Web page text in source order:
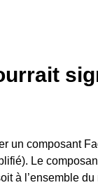
un composant
Le
à l’ensemble du